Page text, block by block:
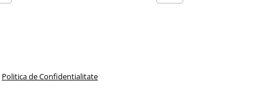
Politica de Confidentialitate